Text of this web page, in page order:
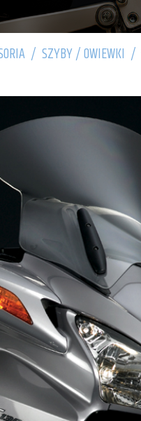
/ SZYBY / OWIEWKI /